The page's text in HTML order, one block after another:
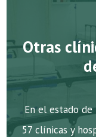
Otras
En el estado
57 clínicas y